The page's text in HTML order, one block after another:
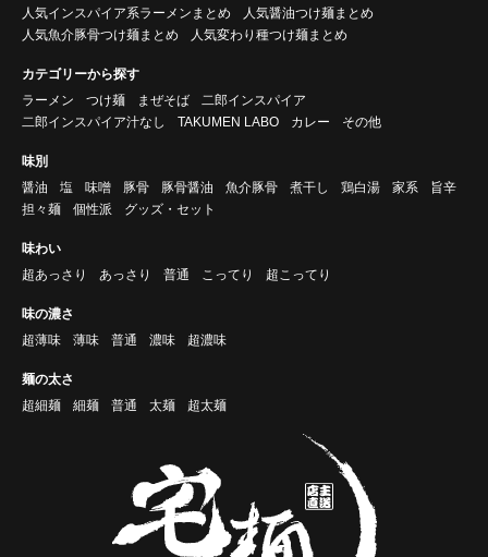
人気インスパイア系ラーメンまとめ
人気醤油つけ麺まとめ
人気魚介豚骨つけ麺まとめ
人気変わり種つけ麺まとめ
カテゴリーから探す
ラーメン
つけ麺 まぜそば
二郎インスパイア
二郎インスパイア汁なし
TAKUMEN LABO カレー その他
味別
醤油
塩 味噌 豚骨 豚骨醤油 魚介豚骨 煮干し 鶏白湯 家系
旨辛
担々麺
個性派 グッズ・セット
味わい
超あっさり
あっさり 普通 こってり 超こってり
味の濃さ
超薄味
薄味 普通 濃味 超濃味
麺の太さ
超細麺
細麺 普通 太麺 超太麺